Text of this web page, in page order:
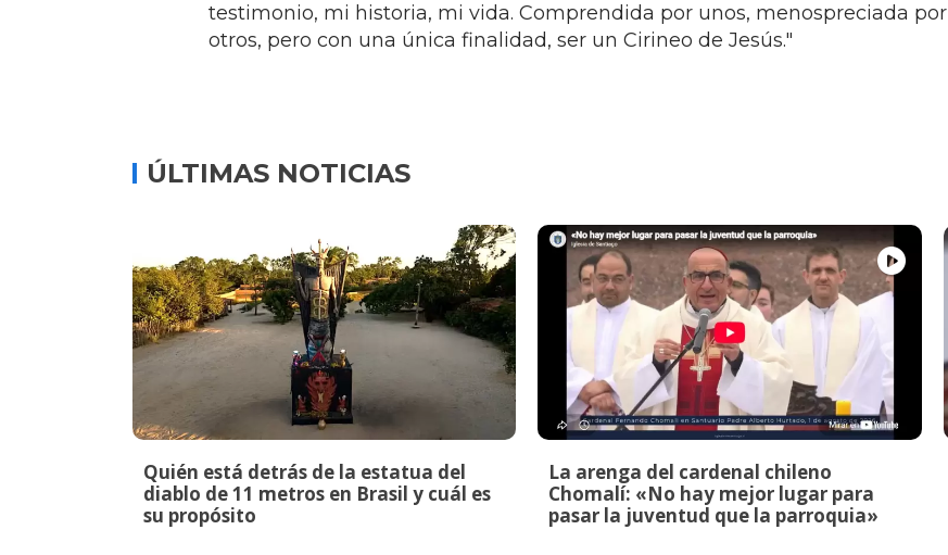
testimonio, mi historia, mi vida. Comprendida por unos, menospreciada por
otros, pero con una única finalidad, ser un Cirineo de Jesús."
ÚLTIMAS NOTICIAS
Quién está detrás de la estatua del
diablo de 11 metros en Brasil y cuál es
su propósito
La arenga del cardenal chileno
Chomalí: «No hay mejor lugar para
pasar la juventud que la parroquia»